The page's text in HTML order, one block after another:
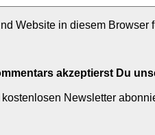
Website in diesem
akzeptierst Du
Newsletter